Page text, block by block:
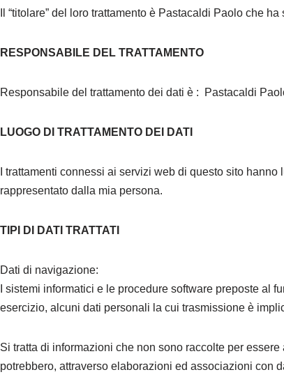
Il “titolare” del loro trattamento è Pastacaldi Paolo che
RESPONSABILE DEL TRATTAMENTO
Responsabile del trattamento dei dati è : Pastacaldi
LUOGO DI TRATTAMENTO DEI DATI
I trattamenti connessi ai servizi web di questo sito
rappresentato dalla mia persona.
TIPI DI DATI TRATTATI
Dati di navigazione:
I sistemi informatici e le procedure software preposte al
esercizio, alcuni dati personali la cui trasmissione è
Si tratta di informazioni che non sono raccolte per
potrebbero, attraverso elaborazioni ed associazioni con